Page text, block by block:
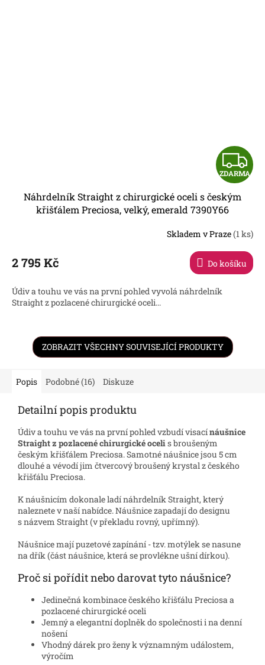
Z
D
R
ZDARMA
Náhrdelník Straight z chirurgické oceli s českým
křišťálem Preciosa, velký, emerald 7390Y66
Skladem v Praze(1 ks)
2 795 Kč Do košíku
Údiv a touhu ve vás na první pohled vyvolá náhrdelník
Straight z pozlacené chirurgické oceli...
ZOBRAZIT VŠECHNY SOUVISEJÍCÍ PRODUKTY
Popis Podobné (16) Diskuze
Detailní popis produktu
Údiv a touhu ve vás na první pohled vzbudí visacínáušnice
Straight z pozlacené chirurgické ocelis broušeným
českým křišťálem Preciosa. Samotné náušnice jsou 5 cm
dlouhé a vévodí jim čtvercový broušený krystal z českého
křišťálu Preciosa.
K náušnicím dokonale ladí náhrdelník Straight, který
naleznete v naší nabídce. Náušnice zapadají do designu
s názvem Straight (v překladu rovný, upřímný).
Náušnice mají puzetové zapínání - tzv. motýlek se nasune
na dřík (část náušnice, která se provlékne ušní dírkou).
Proč si pořídit nebo darovat tyto náušnice?
Jedinečná kombinace českého křišťálu Preciosa a
pozlacené chirurgické oceli
Jemný a elegantní doplněk do společnosti i na denní
nošení
Vhodný dárek pro ženy k významným událostem,
výročím